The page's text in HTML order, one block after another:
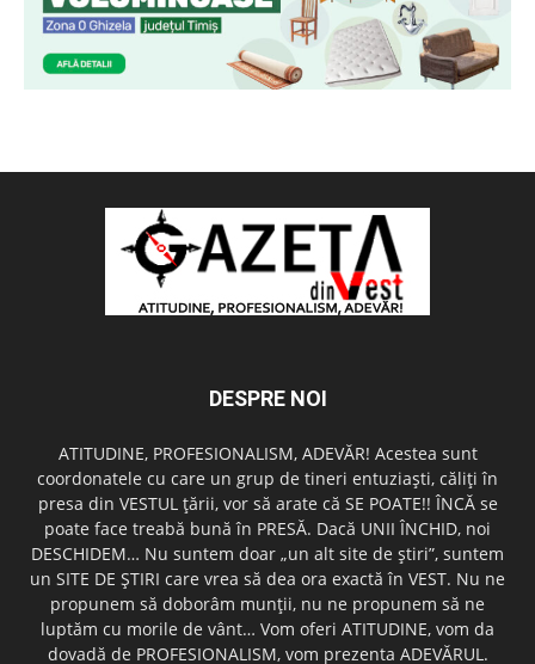
DESPRE NOI
ATITUDINE, PROFESIONALISM, ADEVĂR! Acestea sunt
coordonatele cu care un grup de tineri entuziaşti, căliţi în
presa din VESTUL ţării, vor să arate că SE POATE!! ÎNCĂ se
poate face treabă bună în PRESĂ. Dacă UNII ÎNCHID, noi
DESCHIDEM… Nu suntem doar „un alt site de ştiri”, suntem
un SITE DE ŞTIRI care vrea să dea ora exactă în VEST. Nu ne
propunem să doborâm munţii, nu ne propunem să ne
luptăm cu morile de vânt… Vom oferi ATITUDINE, vom da
dovadă de PROFESIONALISM, vom prezenta ADEVĂRUL.